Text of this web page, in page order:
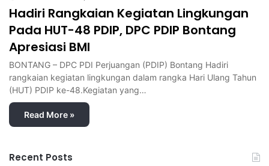
Hadiri Rangkaian Kegiatan Lingkungan
Pada HUT-48 PDIP, DPC PDIP Bontang
Apresiasi BMI
BONTANG – DPC PDI Perjuangan (PDIP) Bontang Hadiri
rangkaian kegiatan lingkungan dalam rangka Hari Ulang Tahun
(HUT) PDIP ke-48.Kegiatan yang…
Read More »
Recent Posts